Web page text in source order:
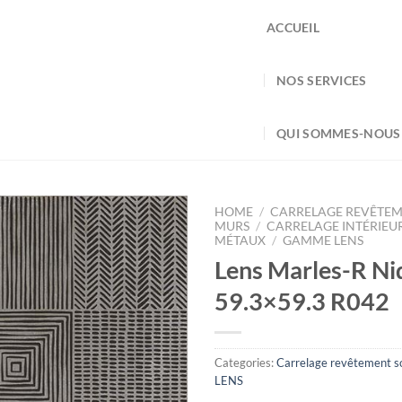
ACCUEIL
NOS SERVICES
QUI SOMMES-NOUS
HOME / CARRELAGE
MURS / CARRELAGE
MÉTAUX / GAMME LENS
Lens Marles-R
59.3×59.3 R042
Categories:Carrelage revêtement
LENS